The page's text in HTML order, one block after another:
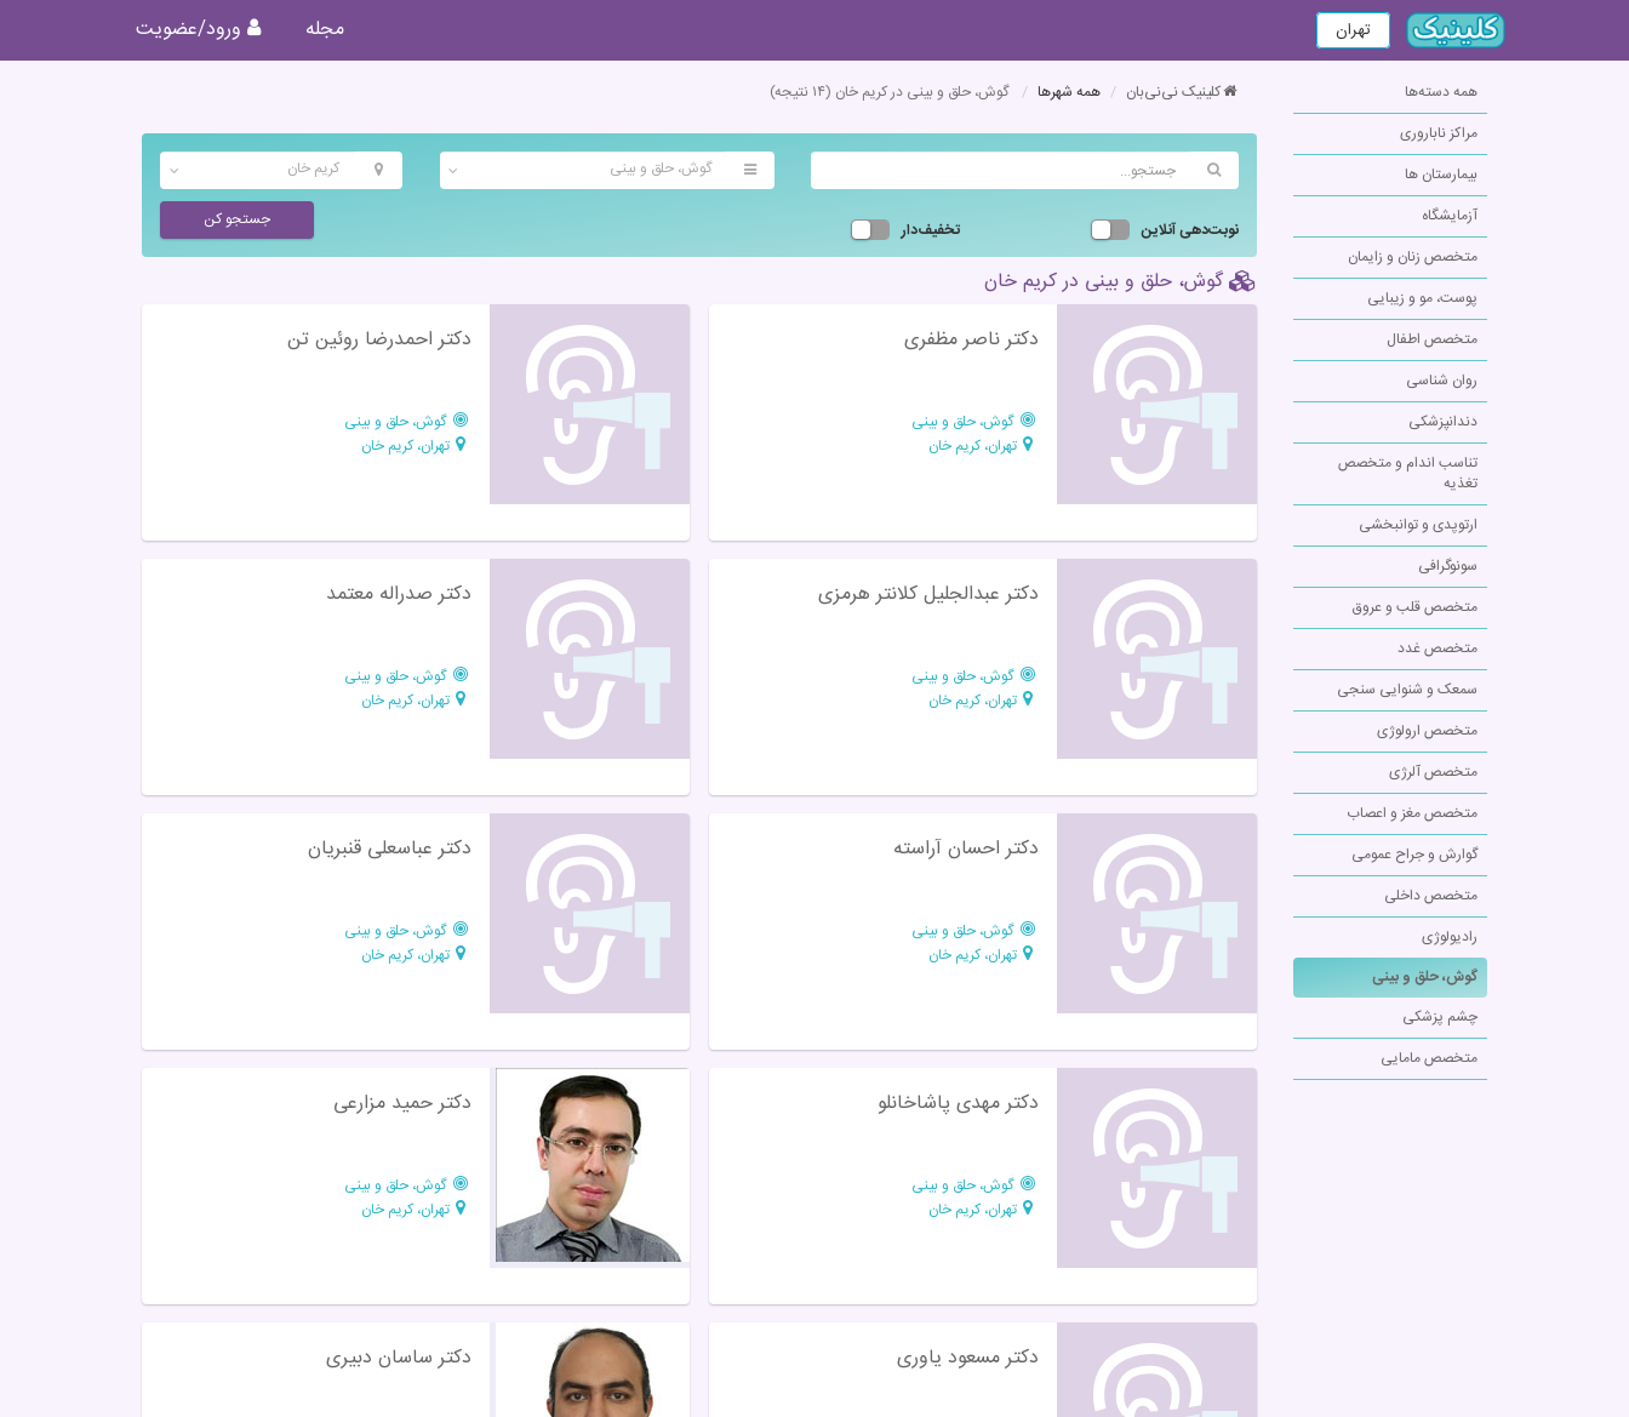
تهران مجله ورود/عضویت
همه دسته‌ها
مراکز ناباروری
بیمارستان ها
آزمایشگاه
متخصص زنان و زایمان
پوست، مو و زیبایی
متخصص اطفال
روان شناسی
دندانپزشکی
تناسب اندام و متخصص
تغذیه
ارتوپدی و توانبخشی
سونوگرافی
متخصص قلب و عروق
متخصص غدد
سمعک و شنوایی سنجی
متخصص ارولوژی
متخصص آلرژی
متخصص مغز و اعصاب
گوارش و جراح عمومی
متخصص داخلی
رادیولوژی
گوش، حلق و بینی
چشم پزشکی
متخصص مامایی
کلینیک نی‌نی‌بان همه شهرها گوش، حلق و بینی در کریم خان (۱۴ نتیجه)
گوش، حلق و بینی کریم خان
نوبت‌دهی آنلاین تخفیف‌دار جستجو کن
گوش، حلق و بینی در کریم خان
دکتر ناصر مظفری
گوش، حلق و بینی
تهران، کریم خان
دکتر احمدرضا روئین تن
گوش، حلق و بینی
تهران، کریم خان
دکتر عبدالجلیل کلانتر هرمزی
گوش، حلق و بینی
تهران، کریم خان
دکتر صدراله معتمد
گوش، حلق و بینی
تهران، کریم خان
دکتر احسان آراسته
گوش، حلق و بینی
تهران، کریم خان
دكتر عباسعلی قنبریان
گوش، حلق و بینی
تهران، کریم خان
دكتر مهدی پاشاخانلو
گوش، حلق و بینی
تهران، کریم خان
دکتر حمید مزارعی
گوش، حلق و بینی
تهران، کریم خان
دکتر مسعود یاوری دکتر ساسان دبیری